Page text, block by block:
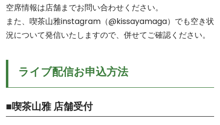
空席情報は店舗までお問い合わせください。
また、喫茶山雅instagram（@kissayamaga）でも空き状
況について発信いたしますので、併せてご確認ください。
ライブ配信お申込方法
■喫茶山雅 店舗受付